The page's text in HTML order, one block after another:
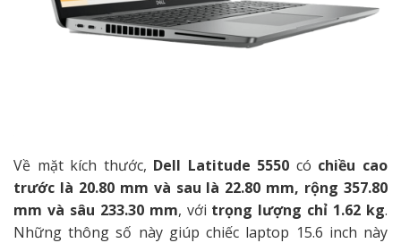
Về mặt kích thước, Dell Latitude 5550 có chiều cao
trước là 20.80 mm và sau là 22.80 mm, rộng 357.80
mm và sâu 233.30 mm, với trọng lượng chỉ 1.62 kg.
Những thông số này giúp chiếc laptop 15.6 inch này